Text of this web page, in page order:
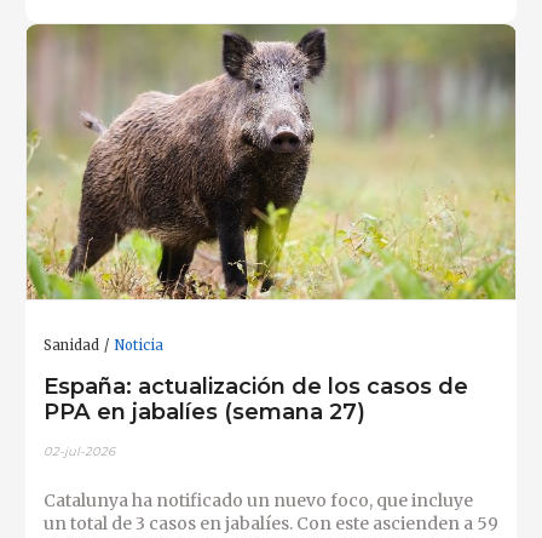
Sanidad Noticia
España: actualización de los casos de
PPA en jabalíes (semana 27)
02-jul-2026
Catalunya ha notificado un nuevo foco, que incluye
un total de 3 casos en jabalíes. Con este ascienden a 59